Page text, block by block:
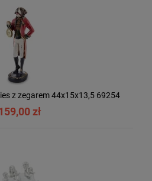
z zegarem 44x15x13,5 69254
zł